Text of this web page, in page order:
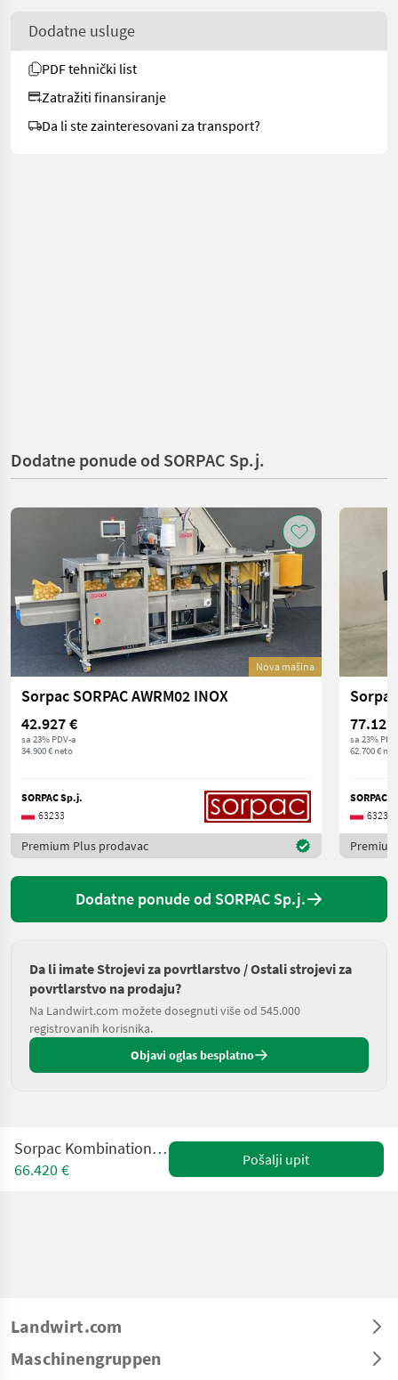
Dodatne usluge
PDF tehnički list
Zatražiti finansiranje
Da li ste zainteresovani za transport?
Dodatne ponude od SORPAC Sp.j.
Nova mašina
Sorpac SORPAC AWRM02 INOX
42.927 €
sa 23% PDV-a
34.900 € neto
SORPAC Sp.j.
63233
Premium Plus prodavac
77.121
sa 23%
62.700 €
SORPAC
63233
Dodatne ponude od SORPAC Sp.j.
Da li imate Strojevi za povrtlarstvo / Ostali strojevi za
povrtlarstvo na prodaju?
Na Landwirt.com možete dosegnuti više od 545.000
registrovanih korisnika.
Objavi oglas besplatno
Sorpac Kombinationswaage MW813 INOX
66.420 €
Pošalji upit
Landwirt.com
Maschinengruppen